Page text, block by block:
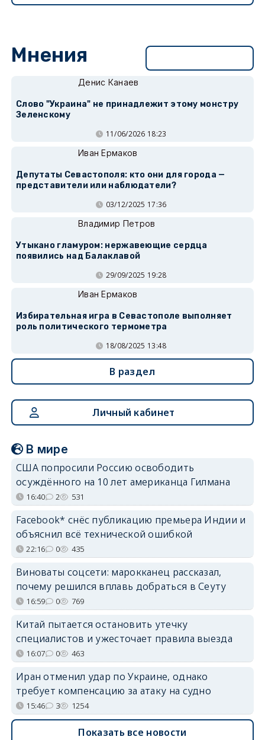
Мнения
Денис Канаев
Слово "Украина" не принадлежит этому монстру
Зеленскому
11/06/2026 18:23
Иван Ермаков
Депутаты Севастополя: кто они для города —
представители или наблюдатели?
03/12/2025 17:36
Владимир Петров
Утыкано гламуром: нержавеющие сердца
появились над Балаклавой
29/09/2025 19:28
Иван Ермаков
Избирательная игра в Севастополе выполняет
роль политического термометра
18/08/2025 13:48
В раздел
Личный кабинет
В мире
США попросили Россию освободить
осуждённого на 10 лет американца Гилмана
16:40 2 531
Facebook* снёс публикацию премьера Индии и
объяснил всё технической ошибкой
22:16 0 435
Виноваты соцсети: марокканец рассказал,
почему решился вплавь добраться в Сеуту
16:59 0 769
Китай пытается остановить утечку
специалистов и ужесточает правила выезда
16:07 0 463
Иран отменил удар по Украине, однако
требует компенсацию за атаку на судно
15:46 3 1254
Показать все новости